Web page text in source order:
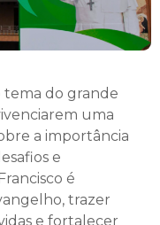
tema do grande
uma
a importância
e
é
trazer
e fortalecer